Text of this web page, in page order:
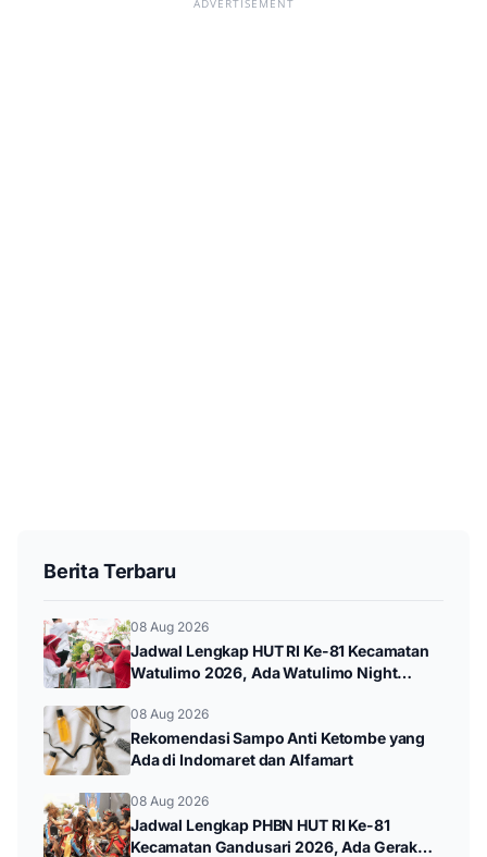
ADVERTISEMENT
Berita Terbaru
08 Aug 2026
Jadwal Lengkap HUT RI Ke-81 Kecamatan
Watulimo 2026, Ada Watulimo Night
08 Aug 2026
Rekomendasi Sampo Anti Ketombe yang
Ada di Indomaret dan Alfamart
08 Aug 2026
Jadwal Lengkap PHBN HUT RI Ke-81
Kecamatan Gandusari 2026, Ada Gerak